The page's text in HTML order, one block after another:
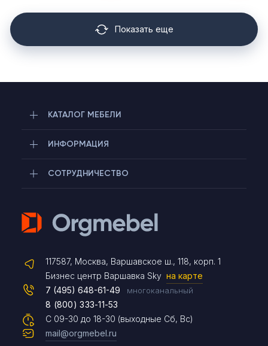
Показать еще
КАТАЛОГ МЕБЕЛИ
ИНФОРМАЦИЯ
СОТРУДНИЧЕСТВО
117587, Москва, Варшавское ш., 118, корп. 1
Бизнес центр Варшавка Sky на карте
С 09-30 до 18-30 (выходные Сб, Вс)
7 (495) 648-61-49 многоканальный
8 (800) 333-11-53
mail@orgmebel.ru
Telegram
Max
Чат на сайте